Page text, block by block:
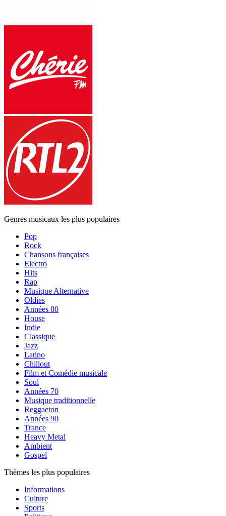
Genres musicaux les plus populaires
Pop
Rock
Chansons françaises
Electro
Hits
Rap
Musique Alternative
Oldies
Années 80
House
Indie
Classique
Jazz
Latino
Chillout
Film et Comédie musicale
Soul
Années 70
Musique traditionnelle
Reggaeton
Années 90
Trance
Heavy Metal
Ambient
Gospel
Thèmes les plus populaires
Informations
Culture
Sports